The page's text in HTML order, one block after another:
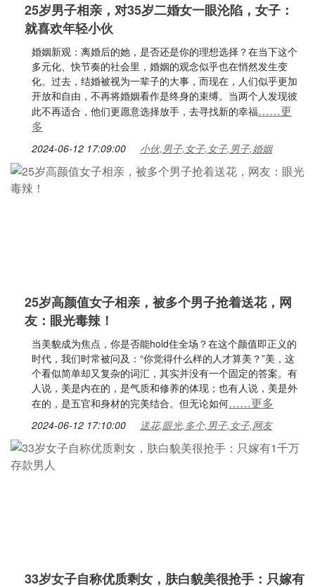
25岁男子相亲，对35岁二婚女一眼沦陷，女子：
就喜欢年轻小伙
婚姻新观：离婚后的她，是否还是你的理想选择？在当下这个
多元化、快节奏的社会里，婚姻的观念似乎也在悄然发生变
化。过去，结婚被视为一辈子的大事，而现在，人们似乎更加
开放和自由，不再将婚姻看作是终身的束缚。当两个人发现彼
此不再适合，他们更愿意选择放手，去寻找新的幸福……更
多
2024-06-12 17:09:00 小伙,男子,女子,女子,男子,婚姻
25岁高颜值女子相亲，被多个男子抢着送花，网
友：眼光毒辣！
当美貌成为焦点，你是否能hold住全场？在这个颜值即正义的
时代，我们时常被问及：“你觉得什么样的人才算美？”美，这
个看似简单却又复杂的词汇，其实并没有一个固定的答案。有
人说，美是内在的，是气质和修养的体现；也有人说，美是外
在的，是五官和身材的完美结合。但无论如何……更多
2024-06-12 17:10:00 送花,眼光,多个,男子,女子,网友
33岁女子自称优质剩女，肤白貌美很抢手：只嫁有